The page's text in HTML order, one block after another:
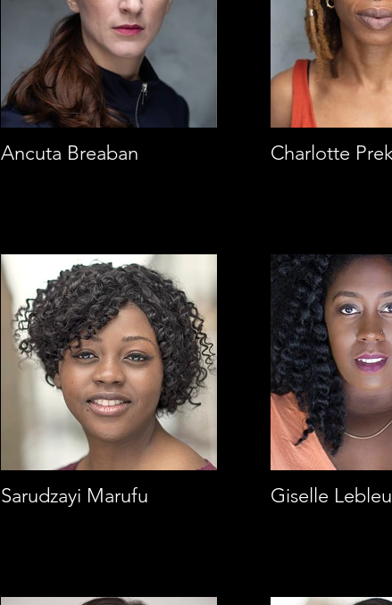
Ancuta Breaban Charlotte
Sarudzayi Marufu Giselle